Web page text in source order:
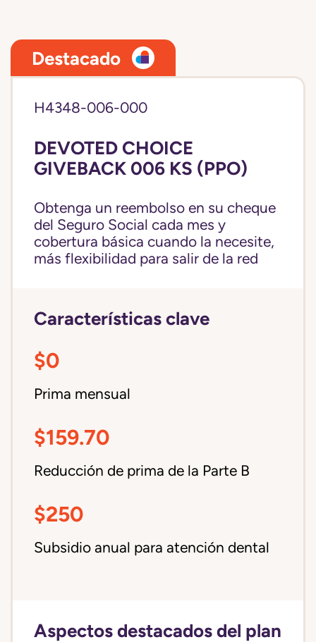
Destacado
H4348-006-000
DEVOTED CHOICE
GIVEBACK 006 KS (PPO)
Obtenga un reembolso en su cheque
del Seguro Social cada mes y
cobertura básica cuando la necesite,
más flexibilidad para salir de la red
Características clave
$0
Prima mensual
$159.70
Reducción de prima de la Parte B
$250
Subsidio anual para atención dental
Aspectos destacados del plan